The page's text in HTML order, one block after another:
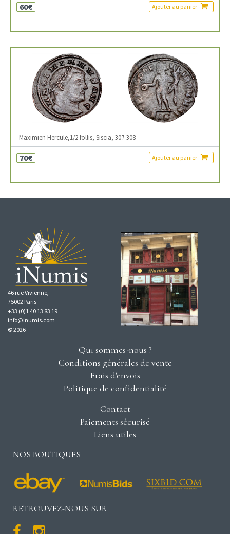
60€ Ajouter au panier
Maximien Hercule,1/2 follis, Siscia, 307-308
70€ Ajouter au panier
46 rue Vivienne,
75002 Paris
+33 (0)1 40 13 83 19
info@inumis.com
© 2026
Qui sommes-nous ?
Conditions générales de vente
Frais d'envois
Politique de confidentialité
Contact
Paiements sécurisé
Liens utiles
NOS BOUTIQUES
RETROUVEZ-NOUS SUR